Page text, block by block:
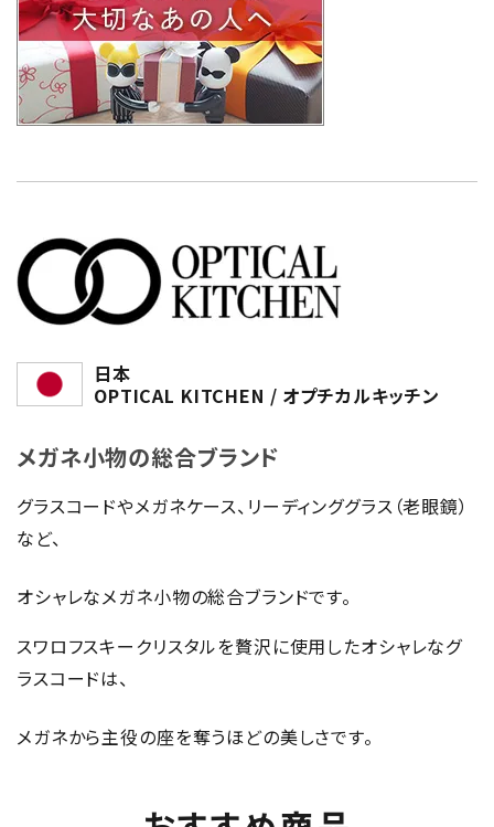
日本
OPTICAL KITCHEN / オプチカルキッチン
メガネ小物の総合ブランド
グラスコードやメガネケース、リーディンググラス（老眼鏡）
など、
オシャレなメガネ小物の総合ブランドです。
スワロフスキークリスタルを贅沢に使用したオシャレなグ
ラスコードは、
メガネから主役の座を奪うほどの美しさです。